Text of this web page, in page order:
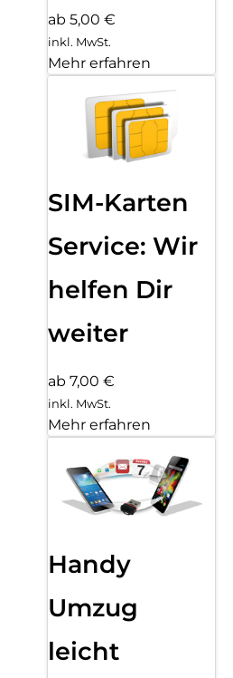
ab 5,00 €
inkl. MwSt.
Mehr erfahren
SIM-Karten
Service: Wir
helfen Dir
weiter
ab 7,00 €
inkl. MwSt.
Mehr erfahren
Handy
Umzug
leicht